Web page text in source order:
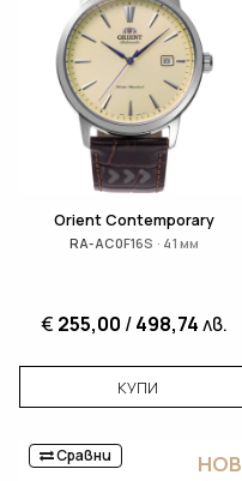
Orient Contemporary
RA-AC0F16S · 41 мм
€ 255,00 /498,74лв.
КУПИ
Сравни НОВ